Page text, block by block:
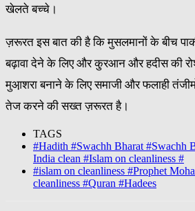
खेलते बच्चे।
ज़रूरत इस बात की है कि मुसलमानों के बीच
बढ़ावा देने के लिए और कु़रआन और हदीस की
मुआ़शरा बनाने के लिए समाजी और फलाही
तेज करने की सख्त ज़रूरत है।
TAGS
#Hadith #Swachh Bharat #Swachh
India clean #Islam on cleanliness #
#islam on cleanliness #Prophet
cleanliness #Quran #Hadees